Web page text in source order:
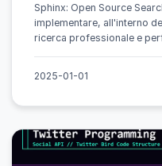
Sphinx: Open Source
implementare, all'interno
ricerca professionale e
2025-01-01